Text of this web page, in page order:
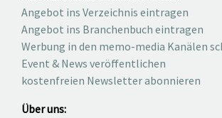
Angebot ins Verzeichnis eintragen
Angebot ins Branchenbuch eintragen
Werbung in den memo-media Kanälen
Event & News veröffentlichen
kostenfreien Newsletter abonnieren
Über uns: